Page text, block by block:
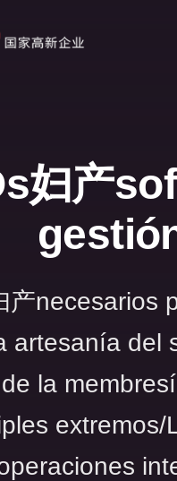
妇产
产necesarios
artesanía del
la
extremos/